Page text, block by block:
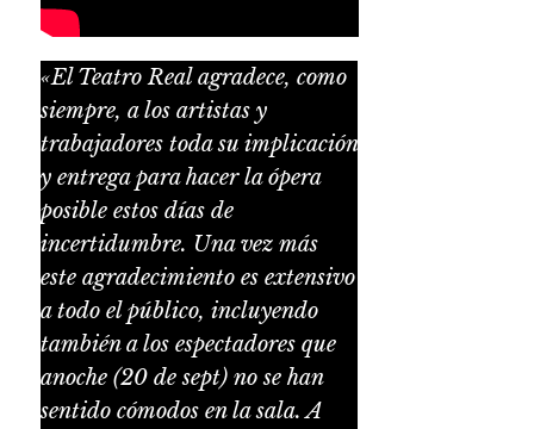
«El Teatro Real agradece, como
siempre, a los artistas y
trabajadores toda su implicación
y entrega para hacer la ópera
posible estos días de
incertidumbre. Una vez más
este agradecimiento es extensivo
a todo el público, incluyendo
también a los espectadores que
anoche (20 de sept) no se han
sentido cómodos en la sala. A